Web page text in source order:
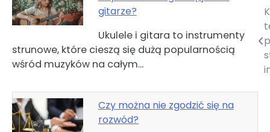
gitarze?
Ukulele i gitara to instrumenty
strunowe, które cieszą się dużą popularnością
wśród muzyków na całym…
Czy można nie zgodzić się na
rozwód?
Nawigacja